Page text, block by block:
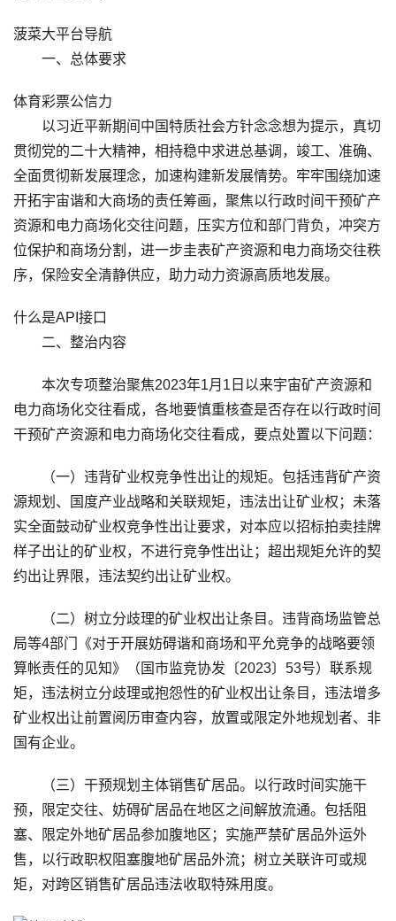
菠菜大平台导航
一、总体要求
体育彩票公信力
以习近平新期间中国特质社会方针念念想为提示，真切
贯彻党的二十大精神，相持稳中求进总基调，竣工、准确、
全面贯彻新发展理念，加速构建新发展情势。牢牢围绕加速
开拓宇宙谐和大商场的责任筹画，聚焦以行政时间干预矿产
资源和电力商场化交往问题，压实方位和部门背负，冲突方
位保护和商场分割，进一步圭表矿产资源和电力商场交往秩
序，保险安全清静供应，助力动力资源高质地发展。
什么是API接口
二、整治内容
本次专项整治聚焦2023年1月1日以来宇宙矿产资源和
电力商场化交往看成，各地要慎重核查是否存在以行政时间
干预矿产资源和电力商场化交往看成，要点处置以下问题：
（一）违背矿业权竞争性出让的规矩。包括违背矿产资
源规划、国度产业战略和关联规矩，违法出让矿业权；未落
实全面鼓动矿业权竞争性出让要求，对本应以招标拍卖挂牌
样子出让的矿业权，不进行竞争性出让；超出规矩允许的契
约出让界限，违法契约出让矿业权。
（二）树立分歧理的矿业权出让条目。违背商场监管总
局等4部门《对于开展妨碍谐和商场和平允竞争的战略要领
算帐责任的见知》（国市监竞协发〔2023〕53号）联系规
矩，违法树立分歧理或抱怨性的矿业权出让条目，违法增多
矿业权出让前置阅历审查内容，放置或限定外地规划者、非
国有企业。
（三）干预规划主体销售矿居品。以行政时间实施干
预，限定交往、妨碍矿居品在地区之间解放流通。包括阻
塞、限定外地矿居品参加腹地区；实施严禁矿居品外运外
售，以行政职权阻塞腹地矿居品外流；树立关联许可或规
矩，对跨区销售矿居品违法收取特殊用度。